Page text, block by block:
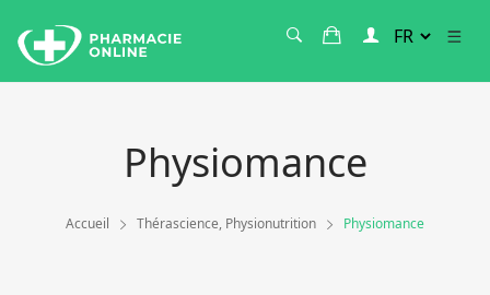
Physiomance
Accueil Thérascience, Physionutrition Physiomance